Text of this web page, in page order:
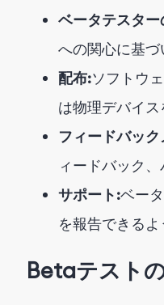
ベータテスタ
への関心に基づ
配布:ソフトウ
は物理デバイス
フィードバッ
ィードバック
サポート:ベー
を報告できるよ
Betaテスト